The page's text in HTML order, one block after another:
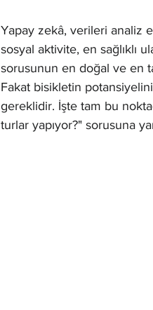
Yapay zekâ, verileri analiz
sosyal aktivite, en sağlıklı
sorusunun en doğal ve en
Fakat bisikletin
gereklidir. İşte tam bu
turlar yapıyor?" sorusuna